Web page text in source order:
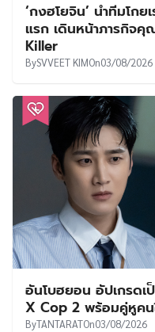
‘กงฮโยจิน’ นำทีมโก
แรก เดินหน้าภารกิจ
Killer
BySVVEET KIMOn03/08/2026
อันโบฮยอน อัปเกรดเ
X Cop 2 พร้อมคู่หูค
ByTANTARATOn03/08/2026